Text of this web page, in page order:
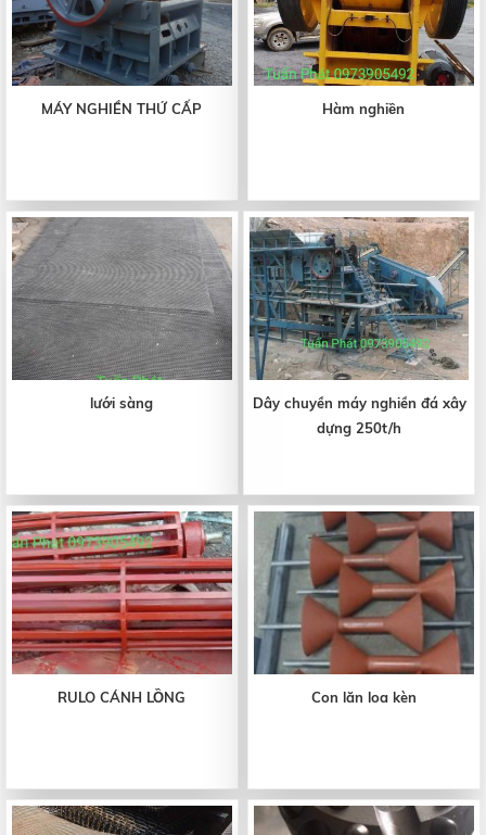
MÁY NGHIỀN THỨ CẤP Hàm nghiền
lưới sàng
Dây chuyền máy nghiền đá xây
dựng 250t/h
RULO CÁNH LỒNG Con lăn loa kèn